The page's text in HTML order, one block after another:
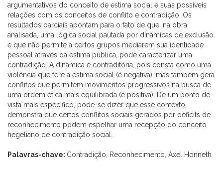
argumentativos do conceito de estima social e suas possíveis
relações com os conceitos de conflito e contradição. Os
resultados parciais apontam para o fato de que, na obra
analisada, uma lógica social pautada por dinâmicas de exclusão
e que não permite a certos grupos mediarem sua identidade
pessoal através da estima pública, pode caracterizar uma
contradição. A dinâmica é contraditória, pois consta como uma
violência que fere a estima social (é negativa), mas também gera
conflitos que permitem movimentos progressivos na busca de
uma ordem ética mais equilibrada (é positiva). De um ponto de
vista mais específico, pode-se dizer que esse contexto
demonstra que certos conflitos sociais gerados por déficits de
reconhecimento podem espelhar uma recepção do conceito
hegeliano de contradição social.
Palavras-chave: Contradição, Reconhecimento, Axel Honneth